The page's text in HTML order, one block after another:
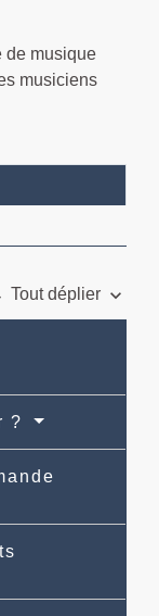
de musique
musiciens
Tout déplier keyboard_arrow_down
?